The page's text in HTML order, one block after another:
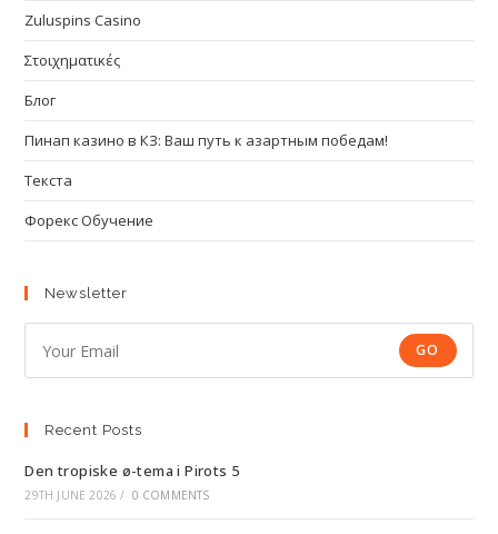
Zuluspins Casino
Στοιχηματικές
Блог
Пинап казино в КЗ: Ваш путь к азартным победам!
Текста
Форекс Обучение
Newsletter
GO
Recent Posts
Den tropiske ø-tema i Pirots 5
29TH JUNE 2026 / 0 COMMENTS